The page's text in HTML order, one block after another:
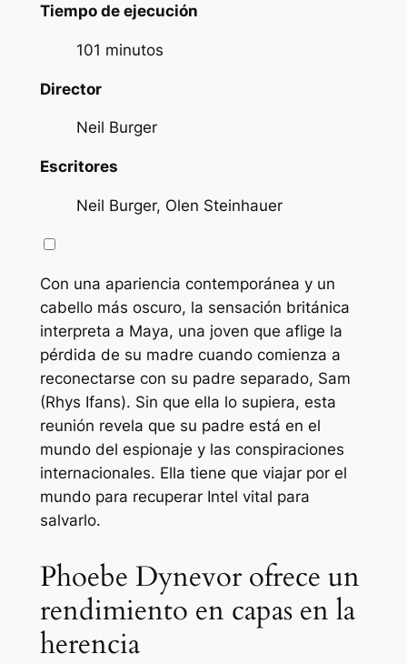
Tiempo de ejecución
101 minutos
Director
Neil Burger
Escritores
Neil Burger, Olen Steinhauer
Con una apariencia contemporánea y un
cabello más oscuro, la sensación británica
interpreta a Maya, una joven que aflige la
pérdida de su madre cuando comienza a
reconectarse con su padre separado, Sam
(Rhys Ifans). Sin que ella lo supiera, esta
reunión revela que su padre está en el
mundo del espionaje y las conspiraciones
internacionales. Ella tiene que viajar por el
mundo para recuperar Intel vital para
salvarlo.
Phoebe Dynevor ofrece un
rendimiento en capas en la
herencia